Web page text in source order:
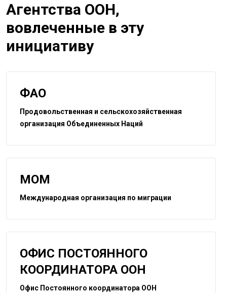
Агентства ООН,
вовлеченные в эту
инициативу
ФАО
Продовольственная и сельскохозяйственная
организация Объединенных Наций
МОМ
Международная организация по миграции
ОФИС ПОСТОЯННОГО
КООРДИНАТОРА ООН
Офис Постоянного координатора ООН